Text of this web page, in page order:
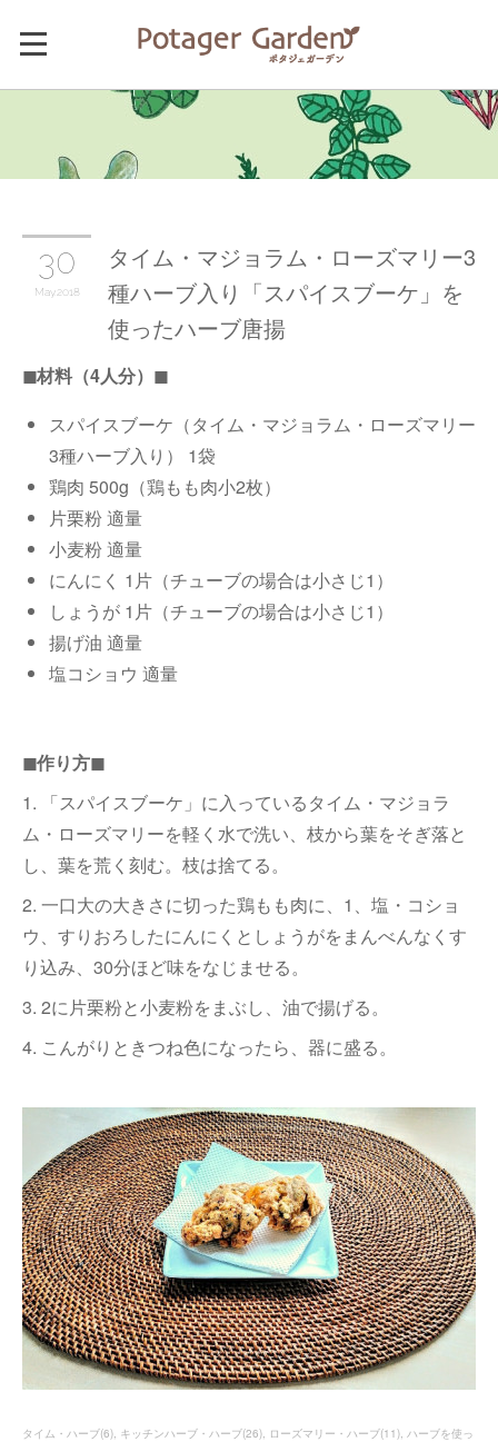
30
May 2018
タイム・マジョラム・ローズマリー3
種ハーブ入り「スパイスブーケ」を
使ったハーブ唐揚
◼︎材料（4人分）◼︎
スパイスブーケ（タイム・マジョラム・ローズマリー
3種ハーブ入り） 1袋
鶏肉 500g（鶏もも肉小2枚）
片栗粉 適量
小麦粉 適量
にんにく 1片（チューブの場合は小さじ1）
しょうが 1片（チューブの場合は小さじ1）
揚げ油 適量
塩コショウ 適量
◼︎作り方◼︎
1. 「スパイスブーケ」に入っているタイム・マジョラ
ム・ローズマリーを軽く水で洗い、枝から葉をそぎ落と
し、葉を荒く刻む。枝は捨てる。
2. 一口大の大きさに切った鶏もも肉に、1、塩・コショ
ウ、すりおろしたにんにくとしょうがをまんべんなくす
り込み、30分ほど味をなじませる。
3. 2に片栗粉と小麦粉をまぶし、油で揚げる。
4. こんがりときつね色になったら、器に盛る。
タイム・ハーブ(6) キッチンハーブ・ハーブ(26) ローズマリー・ハーブ(11) ハーブを使っ